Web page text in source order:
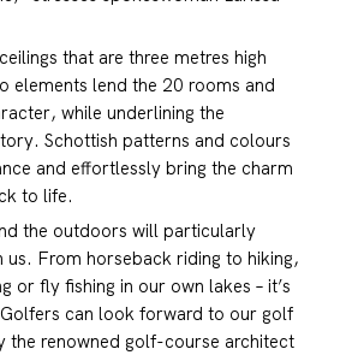
that are three metres high
elements lend the 20 rooms and
while underlining the
Schottish patterns and colours
and effortlessly bring the charm
to life.
the outdoors will particularly
us. From horseback riding to hiking,
or fly fishing in our own lakes – it’s
Golfers can look forward to our golf
the renowned golf-course architect